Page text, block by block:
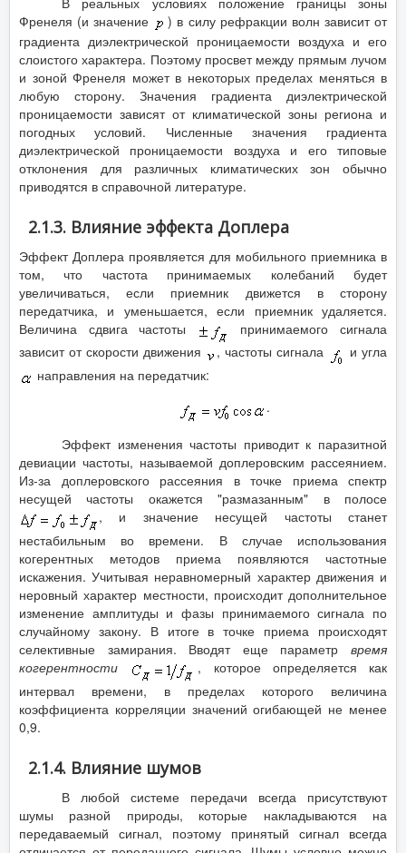
Френеля (и значение
) в силу рефракции волн зависит от
градиента диэлектрической проницаемости воздуха и его
слоистого характера. Поэтому просвет между прямым лучом
и зоной Френеля может в некоторых пределах меняться в
любую сторону. Значения градиента диэлектрической
проницаемости зависят от климатической зоны региона и
погодных условий. Численные значения градиента
диэлектрической проницаемости воздуха и его типовые
отклонения для различных климатических зон обычно
приводятся в справочной литературе.
2.1.3. Влияние эффекта Доплера
Эффект Доплера проявляется для мобильного приемника в
том, что частота принимаемых колебаний будет
увеличиваться, если приемник движется в сторону
передатчика, и уменьшается, если приемник удаляется.
Величина сдвига частоты
принимаемого сигнала
зависит от скорости движения
, частоты сигнала
и угла
направления на передатчик:
.
Эффект изменения частоты приводит к паразитной
девиации частоты, называемой доплеровским рассеянием.
Из-за доплеровского рассеяния в точке приема спектр
несущей частоты окажется "размазанным" в полосе
, и значение несущей частоты станет
нестабильным во времени. В случае использования
когерентных методов приема появляются частотные
искажения. Учитывая неравномерный характер движения и
неровный характер местности, происходит дополнительное
изменение амплитуды и фазы принимаемого сигнала по
случайному закону. В итоге в точке приема происходят
селективные замирания. Вводят еще параметр время
когерентности
, которое определяется как
интервал времени, в пределах которого величина
коэффициента корреляции значений огибающей не менее
0,9.
2.1.4. Влияние шумов
В любой системе передачи всегда присутствуют
шумы разной природы, которые накладываются на
передаваемый сигнал, поэтому принятый сигнал всегда